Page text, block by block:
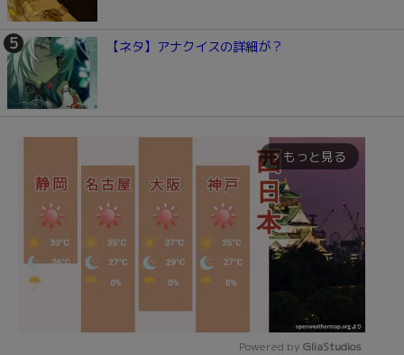
【ネタ】アナクイスの詳細が？
arrow_forward_ios もっと見る
Powered by GliaStudios